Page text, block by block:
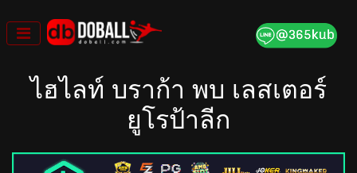
to
content
ไฮไลท์ บราก้า พบ เลสเตอร์
ยูโรป้าลีก